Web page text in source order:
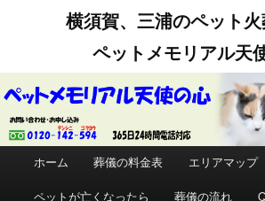
横須賀、三浦のペット
ペットメモリアル天
メインコンテンツへ移動
サブコンテンツへ移動
ホーム 葬儀の料金表 エリアマップ
ペットが亡くなったら 葬儀の流れ